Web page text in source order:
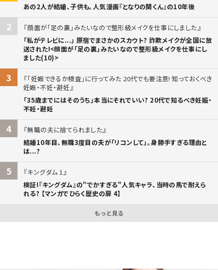
あの2人が結婚、子供も。人気漫画『となりの関くん』の10年後
2
顔面が「足の裏」みたいなので整形級メイクを仕事にしました
「私がテレビに...」 原宿でまさかのスカウト? 詐欺メイクが全国に放
送された!<顔面が「足の裏」みたいなので整形級メイクを仕事にし
ました(10)>
3
「妊娠できるか検査」に行ってみた 20代でも要注意! 知っておくべき
妊娠・不妊・避妊
「35歳までにはそのうち」本当にそれでいい? 20代で知るべき妊娠・
不妊・避妊
4
無職の夫に捨てられました
結婚10年目、無職3度目の夫が「リコンして」。身勝手すぎる理由と
は...?
5
キングダム 1
検証!『キングダム』の"でかすぎる"人気キャラ、当時の馬で耐えら
れる? 【マンガでひらく歴史の扉 4】
もっと見る